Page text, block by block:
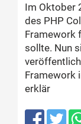
Im Oktober
des PHP
Framework
sollte. Nun
Framework
erklär